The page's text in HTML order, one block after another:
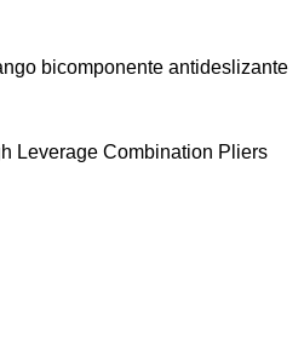
bicomponente antideslizante